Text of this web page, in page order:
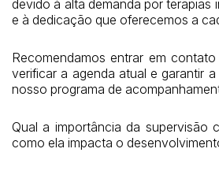
devido à alta demanda por terapias
e à dedicação que oferecemos a
Recomendamos entrar em
verificar a agenda atual e garantir
nosso programa de
Qual a importância da supervisão
como ela impacta o